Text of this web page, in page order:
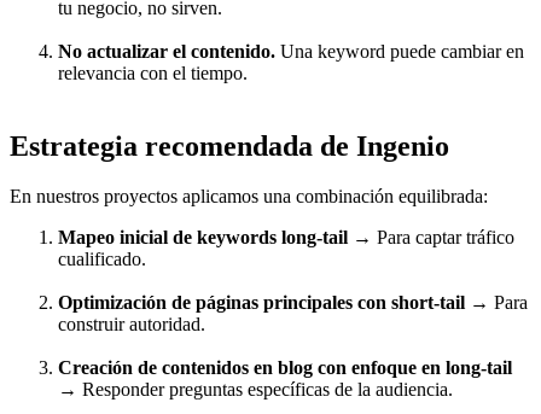
tu negocio, no sirven.
No actualizar el contenido. Una keyword puede cambiar en
relevancia con el tiempo.
Estrategia recomendada de Ingenio
En nuestros proyectos aplicamos una combinación equilibrada:
Mapeo inicial de keywords long-tail → Para captar tráfico
cualificado.
Optimización de páginas principales con short-tail → Para
construir autoridad.
Creación de contenidos en blog con enfoque en long-tail
→ Responder preguntas específicas de la audiencia.